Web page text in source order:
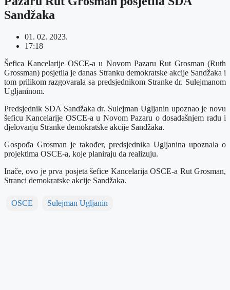
Sandžaka
01. 02. 2023.
17:18
Šefica Kancelarije OSCE-a u Novom Pazaru Rut Grosman (Ruth
Grossman) posjetila je danas Stranku demokratske akcije Sandžaka i
tom prilikom razgovarala sa predsjednikom Stranke dr. Sulejmanom
Ugljaninom.
Predsjednik SDA Sandžaka dr. Sulejman Ugljanin upoznao je novu
šeficu Kancelarije OSCE-a u Novom Pazaru o dosadašnjem radu i
djelovanju Stranke demokratske akcije Sandžaka.
Gospođa Grosman je također, predsjednika Ugljanina upoznala o
projektima OSCE-a, koje planiraju da realizuju.
Inače, ovo je prva posjeta šefice Kancelarija OSCE-a Rut Grosman,
Stranci demokratske akcije Sandžaka.
OSCE Sulejman Ugljanin